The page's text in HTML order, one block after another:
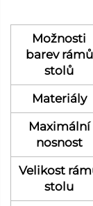
Možnosti
barev rámů
stolů
Materiály
Maximální
nosnost
Velikost
stolu